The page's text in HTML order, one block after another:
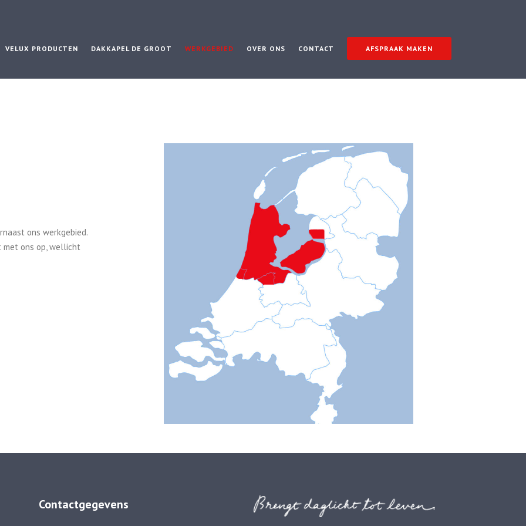
VELUX PRODUCTEN DAKKAPEL DE GROOT WERKGEBIED OVER ONS CONTACT AFSPRAAK MAKEN
ons werkgebied.
met ons op, wellicht
Contactgegevens